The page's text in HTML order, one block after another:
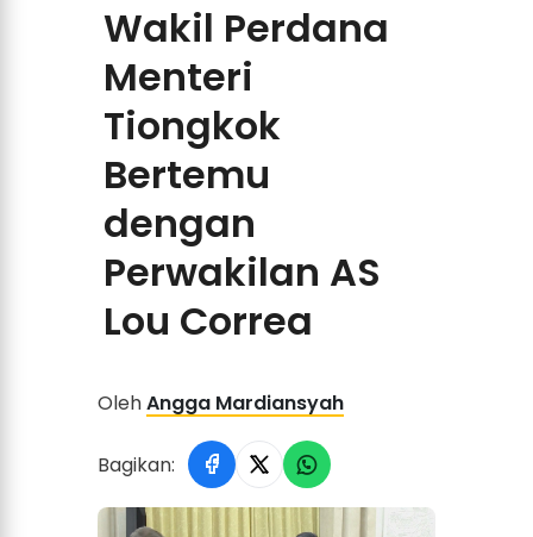
Wakil Perdana
Menteri
Tiongkok
Bertemu
dengan
Perwakilan AS
Lou Correa
OlehAngga Mardiansyah
Bagikan: